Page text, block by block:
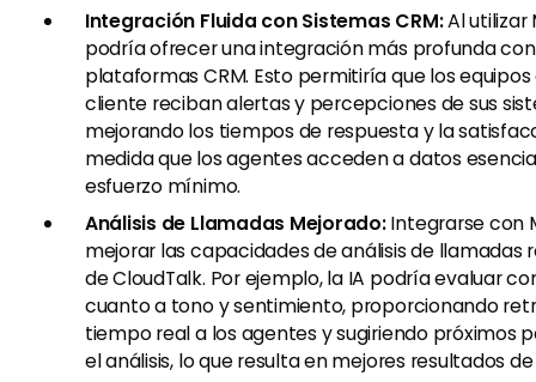
Integración Fluida con Sistemas CRM:Al utilizar
podría ofrecer una integración más profunda
plataformas CRM. Esto permitiría que los
cliente reciban alertas y percepciones de sus
mejorando los tiempos de respuesta y la
medida que los agentes acceden a datos
esfuerzo mínimo.
Análisis de Llamadas Mejorado:Integrarse con
mejorar las capacidades de análisis de llamadas
de CloudTalk. Por ejemplo, la IA podría evaluar
cuanto a tono y sentimiento, proporcionando
tiempo real a los agentes y sugiriendo próximos
el análisis, lo que resulta en mejores resultados